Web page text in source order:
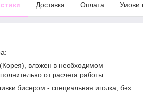
Доставка Оплата Умови
вложен в необходимом
от расчета работы.
бисером - специальная иголка, без